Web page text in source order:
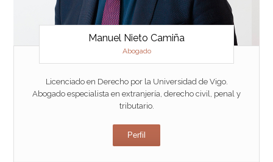
Manuel Nieto Camiña
Abogado
Licenciado en Derecho por la Universidad de Vigo.
Abogado especialista en extranjería, derecho civil, penal y
tributario.
Perfil